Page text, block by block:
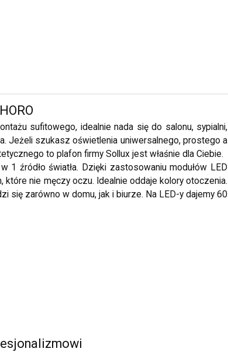
sufitowego, idealnie nada się do salonu, sypialni,
Jeżeli szukasz oświetlenia uniwersalnego, prostego a
to plafon firmy Sollux jest właśnie dla Ciebie.
1 źródło światła. Dzięki zastosowaniu modułów LED
które nie męczy oczu. Idealnie oddaje kolory otoczenia.
się zarówno w domu, jak i biurze. Na LED-y dajemy 60